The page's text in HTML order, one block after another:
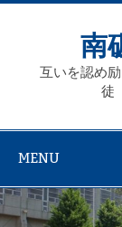
Skip
南
互いを認め
徒
MENU